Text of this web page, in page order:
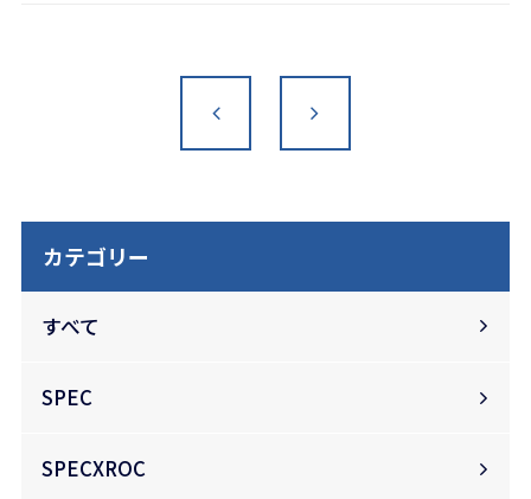
カテゴリー
すべて
SPEC
SPECXROC